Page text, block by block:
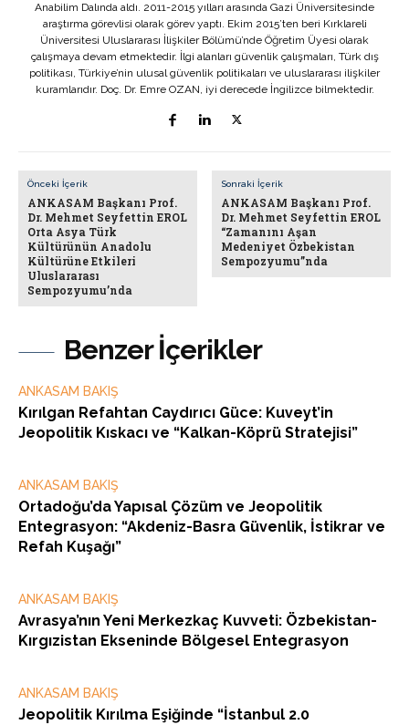
Benzer İçerikler
ANKASAM BAKIŞ
Kırılgan Refahtan Caydırıcı Güce: Kuveyt’in
Jeopolitik Kıskacı ve “Kalkan-Köprü Stratejisi”
ANKASAM BAKIŞ
Ortadoğu’da Yapısal Çözüm ve Jeopolitik
Entegrasyon: “Akdeniz-Basra Güvenlik, İstikrar ve
Refah Kuşağı”
ANKASAM BAKIŞ
Avrasya’nın Yeni Merkezkaç Kuvveti: Özbekistan-
Kırgızistan Ekseninde Bölgesel Entegrasyon
ANKASAM BAKIŞ
Jeopolitik Kırılma Eşiğinde “İstanbul 2.0
Anabilim Dalında aldı. 2011-2015 yılları arasında Gazi Üniversitesinde
araştırma görevlisi olarak görev yaptı. Ekim 2015’ten beri Kırklareli
Üniversitesi Uluslararası İlişkiler Bölümü’nde Öğretim Üyesi olarak
çalışmaya devam etmektedir. İlgi alanları güvenlik çalışmaları, Türk dış
politikası, Türkiye’nin ulusal güvenlik politikaları ve uluslararası ilişkiler
kuramlarıdır. Doç. Dr. Emre OZAN, iyi derecede İngilizce bilmektedir.
Önceki İçerik
ANKASAM Başkanı Prof.
Dr. Mehmet Seyfettin EROL
Orta Asya Türk
Kültürünün Anadolu
Kültürüne Etkileri
Uluslararası
Sempozyumu’nda
Sonraki İçerik
ANKASAM Başkanı Prof.
Dr. Mehmet Seyfettin EROL
“Zamanını Aşan
Medeniyet Özbekistan
Sempozyumu”nda